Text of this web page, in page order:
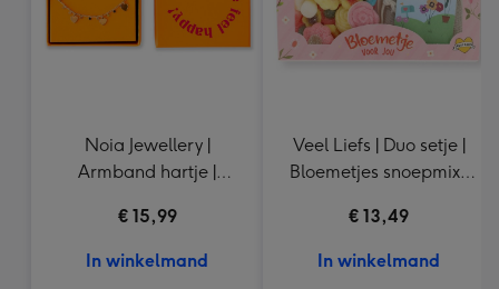
Noia Jewellery |
Armband hartje |
€ 15,99
In winkelmand
Veel Liefs | Duo setje |
Bloemetjes snoepmix |
€ 13,49
In winkelmand